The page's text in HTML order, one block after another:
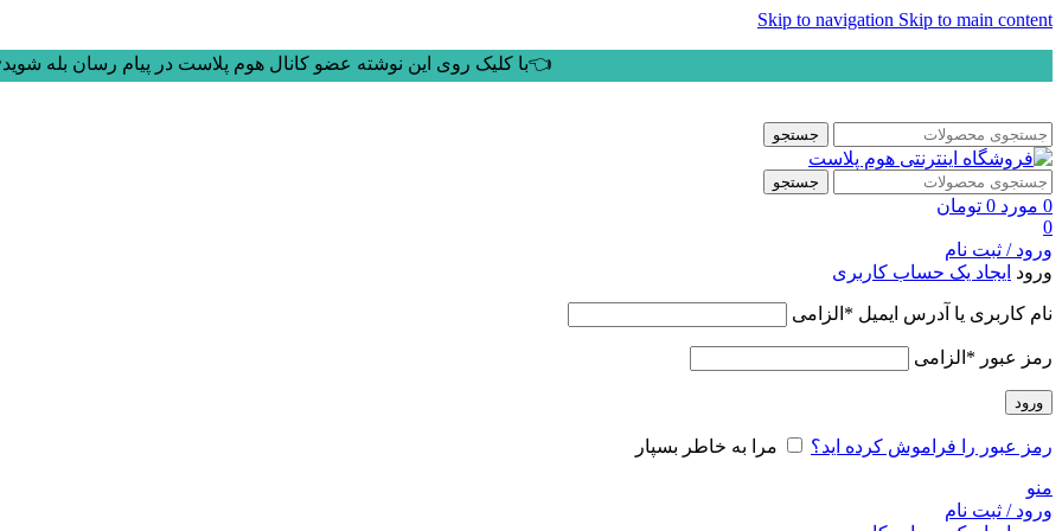
Skip to navigation Skip to main content
👈با کلیک روی این نوشته عضو کانال هوم پلاست در پیام رسان بله
جستجو
جستجو
0 مورد 0 تومان
0
ورود / ثبت نام
ورود ایجاد یک حساب کاربری
نام کاربری یا آدرس ایمیل * الزامی
رمز عبور * الزامی
ورود
رمز عبور را فراموش کرده اید؟ مرا به خاطر بسپار
منو
ورود / ثبت نام